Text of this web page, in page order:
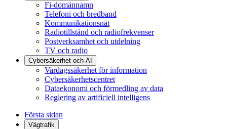
Fi-domännamn
Telefoni och bredband
Kommunikationsnät
Radiotillstånd och radiofrekvenser
Postverksamhet och utdelning
TV och radio
Cybersäkerhet och AI
Vardagssäkerhet för information
Cybersäkerhetscentret
Dataekonomi och förmedling av data
Reglering av artificiell intelligens
Första sidan
Vägtrafik